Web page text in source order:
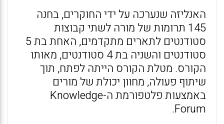
האנליזה שנערכה על ידי החוקרים, בחנה
145 תרומות של מורה לשתי קבוצות
סטודנטים לתארים מתקדמים, האחת בת 5
סטודנטים והשניה בת 4 סטודנטים, מאותו
הקורס. מטלת הקורס הייתה לפתח, תוך
שיתוף פעולה, מחוון יכולת של מורים
באמצעות פלטפורמת ה-Knowledge
Forum.